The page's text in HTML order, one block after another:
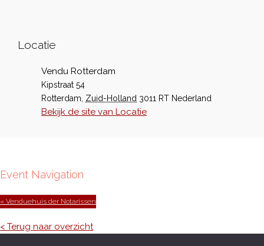
Locatie
Vendu Rotterdam
Kipstraat 54
Rotterdam Zuid-Holland 3011 RT Nederland
Bekijk de site van Locatie
Event Navigation
« Venduehuis der Notarissen
< Terug naar overzicht